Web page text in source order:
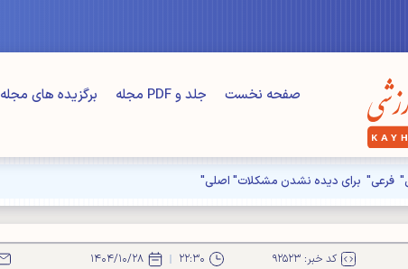
صفحه نخست جلد و PDF مجله برگزیده های مجله
فرعی" برای دیده نشدن مشکلات" اصلی"
کد خبر: ۹۲۵۲۳ ۲۲:۳۰ ۱۴۰۴/۱۰/۲۸